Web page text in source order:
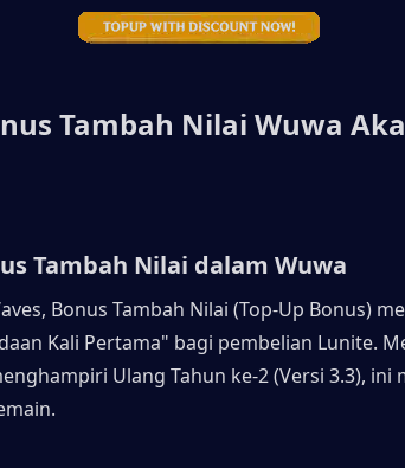
Tambah Nilai Wuwa
Tambah Nilai dalam Wuwa
Bonus Tambah Nilai (Top-Up Bonus)
Kali Pertama" bagi pembelian Lunite.
Ulang Tahun ke-2 (Versi 3.3), ini